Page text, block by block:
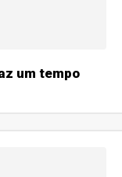
um tempo